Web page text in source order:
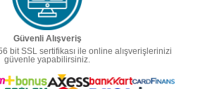
Güvenli Alışveriş
bit SSL sertifikası ile online alışverişlerinizi
güvenle yapabilirsiniz.